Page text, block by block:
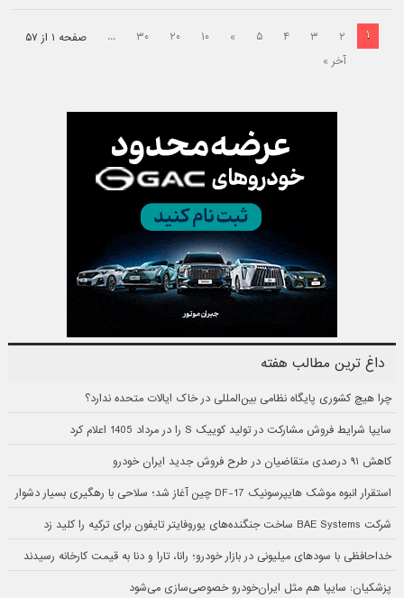
صفحه ۱ از ۵۷ ۱ ۲ ۳ ۴ ۵ » ۱۰ ۲۰ ۳۰
...
آخر »
داغ ترین مطالب هفته
چرا هیچ کشوری پایگاه نظامی بین‌المللی در خاک ایالات متحده ندارد؟
سایپا شرایط فروش مشارکت در تولید کوییک S را در مرداد 1405 اعلام کرد
کاهش ۹۱ درصدی متقاضیان در طرح فروش جدید ایران خودرو
استقرار انبوه موشک هایپرسونیک DF-17 چین آغاز شد؛ سلاحی با رهگیری بسیار دشوار
شرکت BAE Systems ساخت جنگنده‌های یوروفایتر تایفون برای ترکیه را کلید زد
خداحافظی با سودهای میلیونی در بازار خودرو؛ رانا، تارا و دنا به قیمت کارخانه رسیدند
پزشکیان: سایپا هم مثل ایران‌خودرو خصوصی‌سازی می‌شود